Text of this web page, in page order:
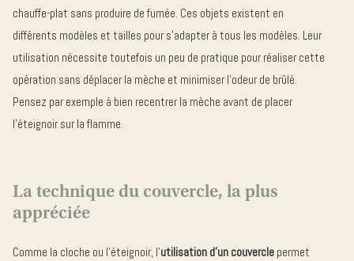
chauffe-plat sans produire de fumée. Ces objets existent en
différents modèles et tailles pour s’adapter à tous les modèles. Leur
utilisation nécessite toutefois un peu de pratique pour réaliser cette
opération sans déplacer la mèche et minimiser l’odeur de brûlé.
Pensez par exemple à bien recentrer la mèche avant de placer
l’éteignoir sur la flamme.
La technique du couvercle, la plus
appréciée
Comme la cloche ou l’éteignoir, l’utilisation d’un couvercle permet